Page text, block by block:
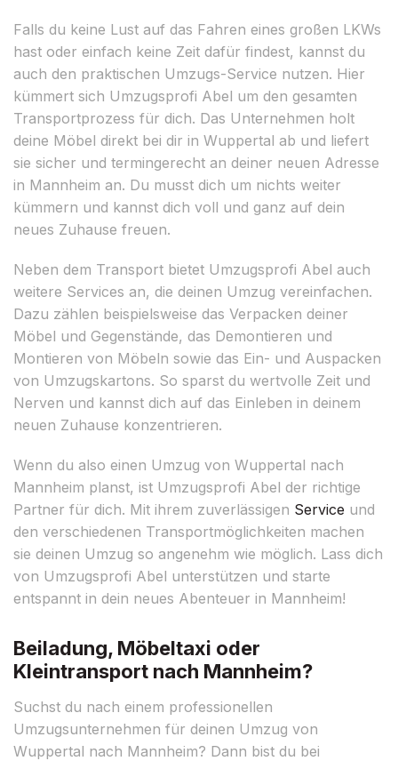
Falls du keine Lust auf das Fahren eines großen LKWs
hast oder einfach keine Zeit dafür findest, kannst du
auch den praktischen Umzugs-Service nutzen. Hier
kümmert sich Umzugsprofi Abel um den gesamten
Transportprozess für dich. Das Unternehmen holt
deine Möbel direkt bei dir in Wuppertal ab und liefert
sie sicher und termingerecht an deiner neuen Adresse
in Mannheim an. Du musst dich um nichts weiter
kümmern und kannst dich voll und ganz auf dein
neues Zuhause freuen.
Neben dem Transport bietet Umzugsprofi Abel auch
weitere Services an, die deinen Umzug vereinfachen.
Dazu zählen beispielsweise das Verpacken deiner
Möbel und Gegenstände, das Demontieren und
Montieren von Möbeln sowie das Ein- und Auspacken
von Umzugskartons. So sparst du wertvolle Zeit und
Nerven und kannst dich auf das Einleben in deinem
neuen Zuhause konzentrieren.
Wenn du also einen Umzug von Wuppertal nach
Mannheim planst, ist Umzugsprofi Abel der richtige
Partner für dich. Mit ihrem zuverlässigen Service und
den verschiedenen Transportmöglichkeiten machen
sie deinen Umzug so angenehm wie möglich. Lass dich
von Umzugsprofi Abel unterstützen und starte
entspannt in dein neues Abenteuer in Mannheim!
Beiladung, Möbeltaxi oder
Kleintransport nach Mannheim?
Suchst du nach einem professionellen
Umzugsunternehmen für deinen Umzug von
Wuppertal nach Mannheim? Dann bist du bei